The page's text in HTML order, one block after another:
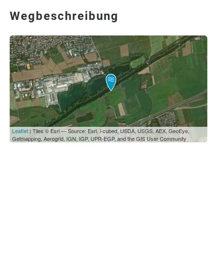
Wegbeschreibung
Leaflet | Tiles © Esri — Source: Esri, i-cubed, USDA, USGS, AEX, GeoEye,
Getmapping, Aerogrid, IGN, IGP, UPR-EGP, and the GIS User Community